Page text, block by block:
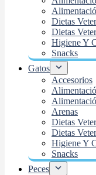
Dietas
Dietas
Higiene Y
Snacks
Gatos
Accesorios
Arenas
Dietas
Dietas
Higiene Y
Snacks
Peces